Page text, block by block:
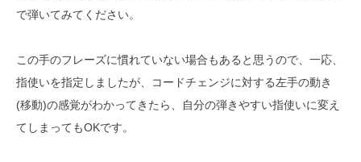
で弾いてみてください。
この手のフレーズに慣れていない場合もあると思うので、一応、
指使いを指定しましたが、コードチェンジに対する左手の動き
(移動)の感覚がわかってきたら、自分の弾きやすい指使いに変え
てしまってもOKです。